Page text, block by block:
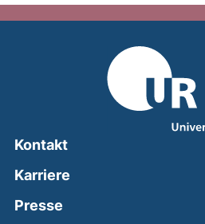
Kontakt
Karriere
Presse